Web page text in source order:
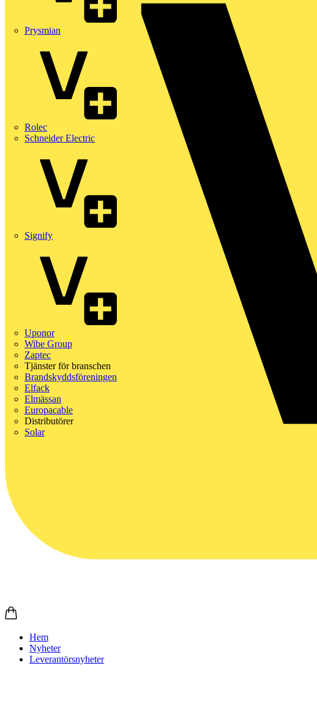
Prysmian
Rolec
Schneider Electric
Signify
Uponor
Wibe Group
Zaptec
Tjänster för branschen
Brandskyddsföreningen
Elfack
Elmässan
Europacable
Distributörer
Solar
Hem
Nyheter
Leverantörsnyheter